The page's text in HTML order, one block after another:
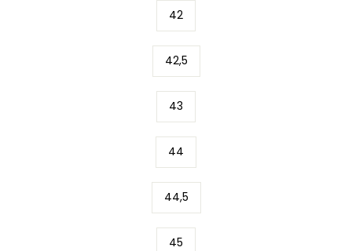
42
42,5
43
44
44,5
45